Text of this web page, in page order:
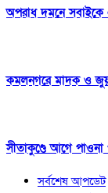
অপরাধ দমনে
কমলনগরে মাদক ও
সীতাকুণ্ডে আগে পাওনা
সর্বশেষ আপডেট